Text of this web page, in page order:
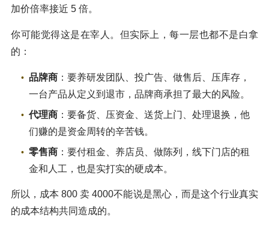
加价倍率接近 5 倍。
你可能觉得这是在宰人。但实际上，每一层也都不是白拿
的：
品牌商 ：要养研发团队、投广告、做售后、压库存，
一台产品从定义到退市，品牌商承担了最大的风险。
代理商 ：要备货、压资金、送货上门、处理退换，他
们赚的是资金周转的辛苦钱。
零售商 ：要付租金、养店员、做陈列，线下门店的租
金和人工，也是实打实的硬成本。
所以，成本 800 卖 4000不能说是黑心，而是这个行业真实
的成本结构共同造成的。